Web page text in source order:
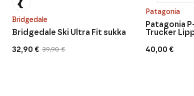
Bridgedale
39,90€
Alkuperäinen
32,90 €
Nykyinen
Bridgedale Ski Ultra Fit sukka
Patagonia
40,00 €
Patagonia
Trucker